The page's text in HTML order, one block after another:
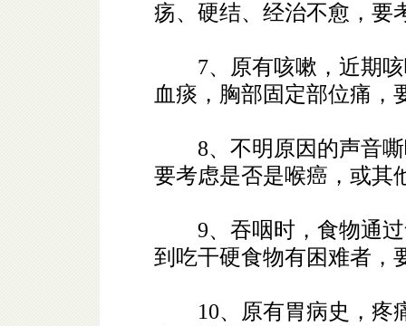
疡、硬结、经治不愈，要
7、原有咳嗽，近期咳
血痰，胸部固定部位痛，
8、不明原因的声音嘶
要考虑是否是喉癌，或其
9、吞咽时，食物通过
到吃干硬食物有困难者，
10、原有胃病史，疼